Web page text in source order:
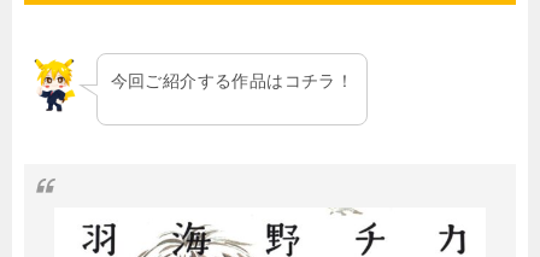
今回ご紹介する作品はコチラ！